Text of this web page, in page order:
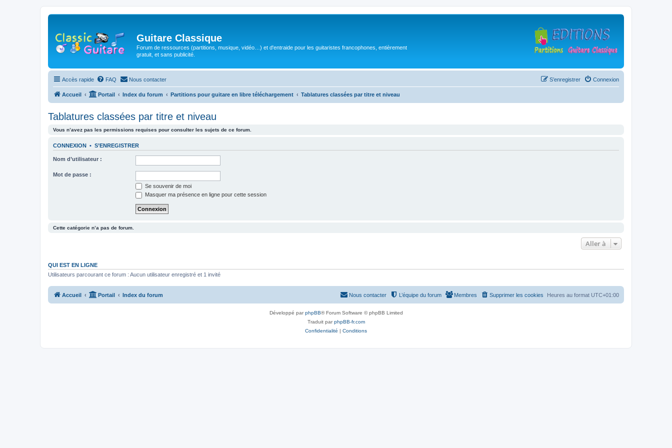
Guitare Classique
Forum de ressources (partitions, musique, vidéo…) et d'entraide pour les guitaristes francophones, entièrement
gratuit, et sans publicité.
Accès rapide FAQ Nous contacter Connexion
S’enregistrer
Accueil Portail Index du forum Partitions pour guitare en libre téléchargement Tablatures classées par titre et niveau
Tablatures classées par titre et niveau
Vous n’avez pas les permissions requises pour consulter les sujets de ce forum.
CONNEXION • S’ENREGISTRER
Nom d’utilisateur :
Mot de passe :
Se souvenir de moi
Masquer ma présence en ligne pour cette session
Cette catégorie n’a pas de forum.
Aller à
QUI EST EN LIGNE
Utilisateurs parcourant ce forum : Aucun utilisateur enregistré et 1 invité
Accueil Portail Index du forum Heures au format UTC+01:00
Supprimer les cookies
Membres
L’équipe du forum
Nous contacter
Développé parphpBB® Forum Software © phpBB Limited
Traduit parphpBB-fr.com
Confidentialité | Conditions